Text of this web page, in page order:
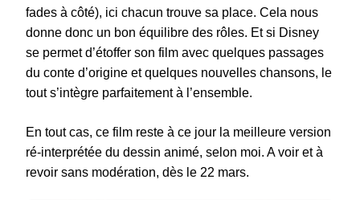
fades à côté), ici chacun trouve sa place. Cela nous
donne donc un bon équilibre des rôles. Et si Disney
se permet d’étoffer son film avec quelques passages
du conte d’origine et quelques nouvelles chansons, le
tout s’intègre parfaitement à l’ensemble.
En tout cas, ce film reste à ce jour la meilleure version
ré-interprétée du dessin animé, selon moi. A voir et à
revoir sans modération, dès le 22 mars.